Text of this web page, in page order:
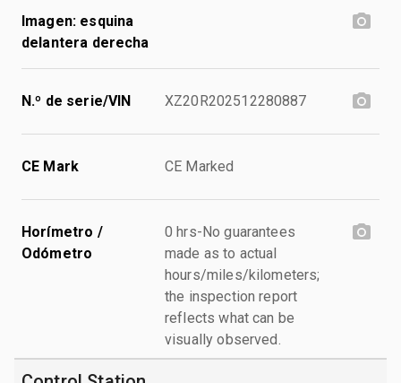
Imagen: esquina
delantera derecha
N.º de serie/VIN XZ20R202512280887
CE Mark CE Marked
Horímetro /
Odómetro
0 hrs-No guarantees
made as to actual
hours/miles/kilometers;
the inspection report
reflects what can be
visually observed.